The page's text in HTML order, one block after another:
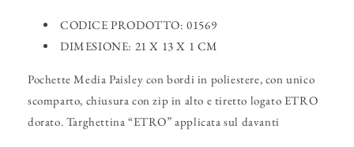
CODICE PRODOTTO: 01569
DIMESIONE: 21 X 13 X 1 CM
Pochette Media Paisley con bordi in poliestere, con unico
scomparto, chiusura con zip in alto e tiretto logato ETRO
dorato. Targhettina “ETRO” applicata sul davanti